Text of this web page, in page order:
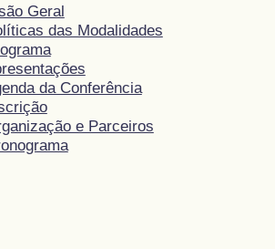
Geral
das Modalidades
da Conferência
e Parceiros